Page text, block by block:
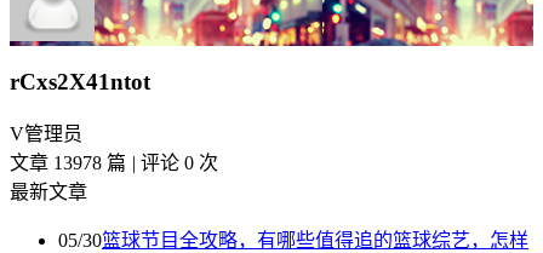
rCxs2X41ntot
V管理员
文章 13978 篇
评论 0 次
最新文章
05/30篮球节目全攻略，有哪些值得追的篮球综艺，怎样